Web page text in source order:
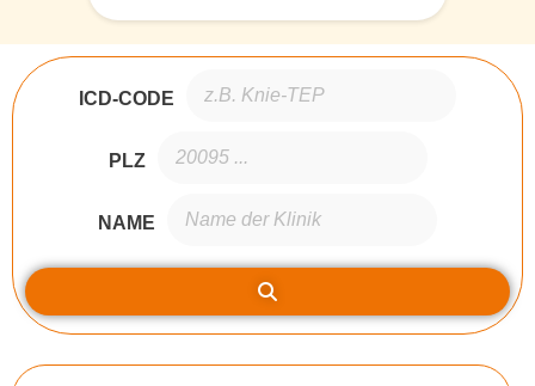
ICD-CODE
PLZ
NAME